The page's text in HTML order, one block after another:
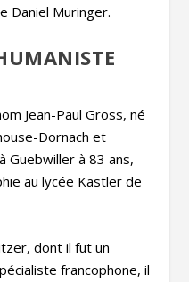
Daniel Muringer.
Jean-Paul Gross, né
Dornach et
Guebwiller à 83 ans,
au lycée Kastler de
dont il fut un
francophone, il